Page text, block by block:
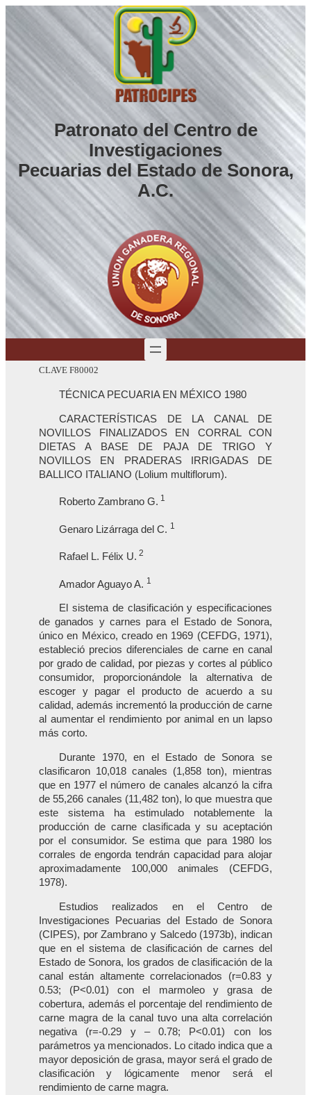
Saltar
al
contenido
Patronato del Centro de
Investigaciones
Pecuarias del Estado de Sonora,
A.C.
CLAVE F80002
TÉCNICA PECUARIA EN MÉXICO 1980
CARACTERÍSTICAS DE LA CANAL DE
NOVILLOS FINALIZADOS EN CORRAL CON
DIETAS A BASE DE PAJA DE TRIGO Y
NOVILLOS EN PRADERAS IRRIGADAS DE
BALLICO ITALIANO (Lolium multiflorum).
Roberto Zambrano G. 1
Genaro Lizárraga del C. 1
Rafael L. Félix U. 2
Amador Aguayo A. 1
El sistema de clasificación y especificaciones
de ganados y carnes para el Estado de Sonora,
único en México, creado en 1969 (CEFDG, 1971),
estableció precios diferenciales de carne en canal
por grado de calidad, por piezas y cortes al público
consumidor, proporcionándole la alternativa de
escoger y pagar el producto de acuerdo a su
calidad, además incrementó la producción de carne
al aumentar el rendimiento por animal en un lapso
más corto.
Durante 1970, en el Estado de Sonora se
clasificaron 10,018 canales (1,858 ton), mientras
que en 1977 el número de canales alcanzó la cifra
de 55,266 canales (11,482 ton), lo que muestra que
este sistema ha estimulado notablemente la
producción de carne clasificada y su aceptación
por el consumidor. Se estima que para 1980 los
corrales de engorda tendrán capacidad para alojar
aproximadamente 100,000 animales (CEFDG,
1978).
Estudios realizados en el Centro de
Investigaciones Pecuarias del Estado de Sonora
(CIPES), por Zambrano y Salcedo (1973b), indican
que en el sistema de clasificación de carnes del
Estado de Sonora, los grados de clasificación de la
canal están altamente correlacionados (r=0.83 y
0.53; (P<0.01) con el marmoleo y grasa de
cobertura, además el porcentaje del rendimiento de
carne magra de la canal tuvo una alta correlación
negativa (r=-0.29 y – 0.78; P<0.01) con los
parámetros ya mencionados. Lo citado indica que a
mayor deposición de grasa, mayor será el grado de
clasificación y lógicamente menor será el
rendimiento de carne magra.